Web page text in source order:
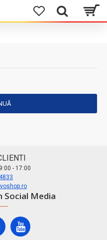
- 17:00
Social Media